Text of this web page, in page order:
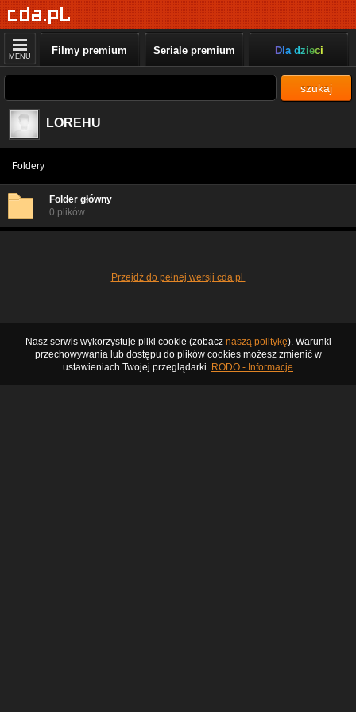
MENU Filmy premium Seriale premium Dla dzieci
szukaj
LOREHU
Foldery
Folder główny
0 plików
Przejdź do pełnej wersji cda.pl
Nasz serwis wykorzystuje pliki cookie (zobacz naszą politykę). Warunki
przechowywania lub dostępu do plików cookies możesz zmienić w
ustawieniach Twojej przeglądarki. RODO - Informacje